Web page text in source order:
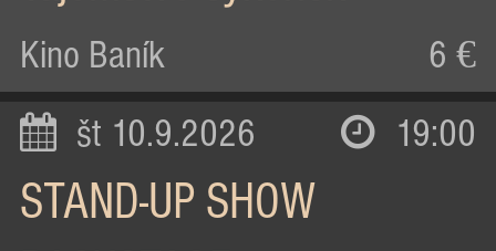
Kino Baník 6 €
št 10.9.2026 19:00
STAND-UP SHOW